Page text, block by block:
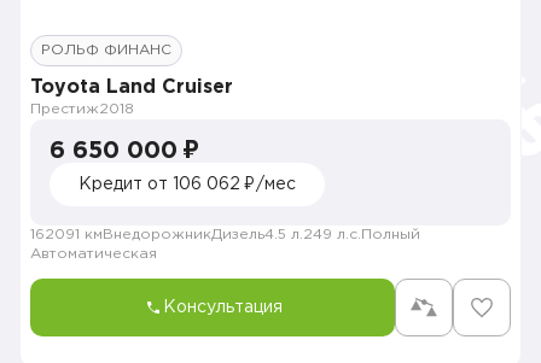
РОЛЬФ ФИНАНС
Toyota Land Cruiser
Престиж2018
6 650 000 ₽
Кредит от 106 062 ₽/мес
162091 км ВнедорожникДизель4.5 л. 249 л.с. Полный
Автоматическая
Консультация